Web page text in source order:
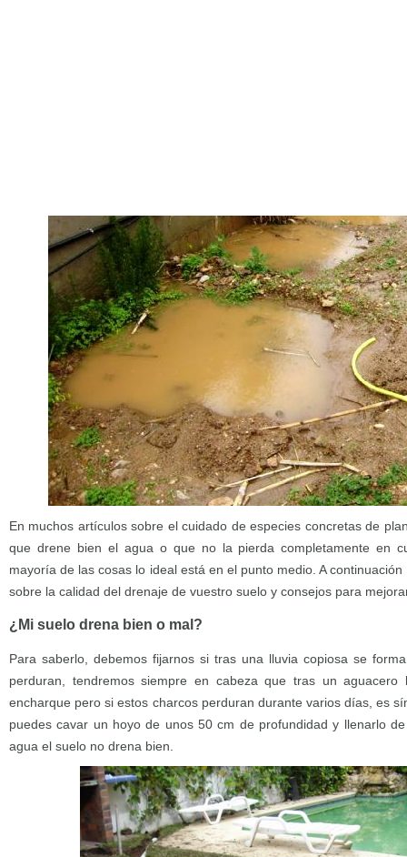
En muchos artículos sobre el cuidado de especies concretas de
que drene bien el agua o que no la pierda completamente en
mayoría de las cosas lo ideal está en el punto medio. A
sobre la calidad del drenaje de vuestro suelo y consejos para
¿Mi suelo drena bien o mal?
Para saberlo, debemos fijarnos si tras una lluvia copiosa se
perduran, tendremos siempre en cabeza que tras un
encharque pero si estos charcos perduran durante varios días, es
puedes cavar un hoyo de unos 50 cm de profundidad y llenarlo
agua el suelo no drena bien.